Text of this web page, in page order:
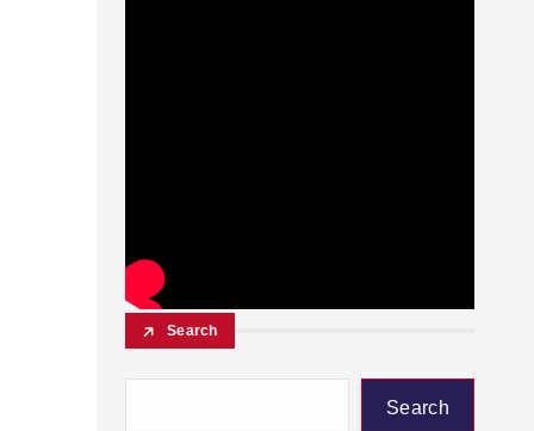
Search
Search